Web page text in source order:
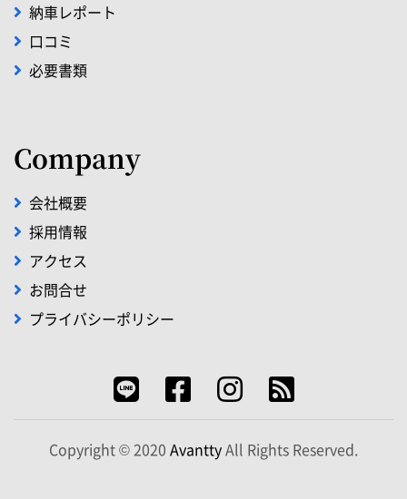
納車レポート
口コミ
必要書類
Company
会社概要
採用情報
アクセス
お問合せ
プライバシーポリシー
Copyright © 2020 AvanttyAll Rights Reserved.